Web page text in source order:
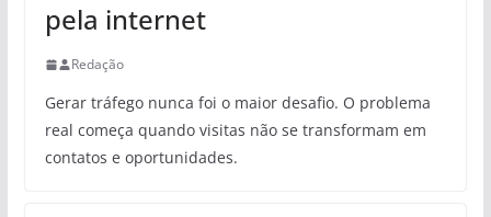
pela internet
Redação
Gerar tráfego nunca foi o maior desafio. O problema
real começa quando visitas não se transformam em
contatos e oportunidades.